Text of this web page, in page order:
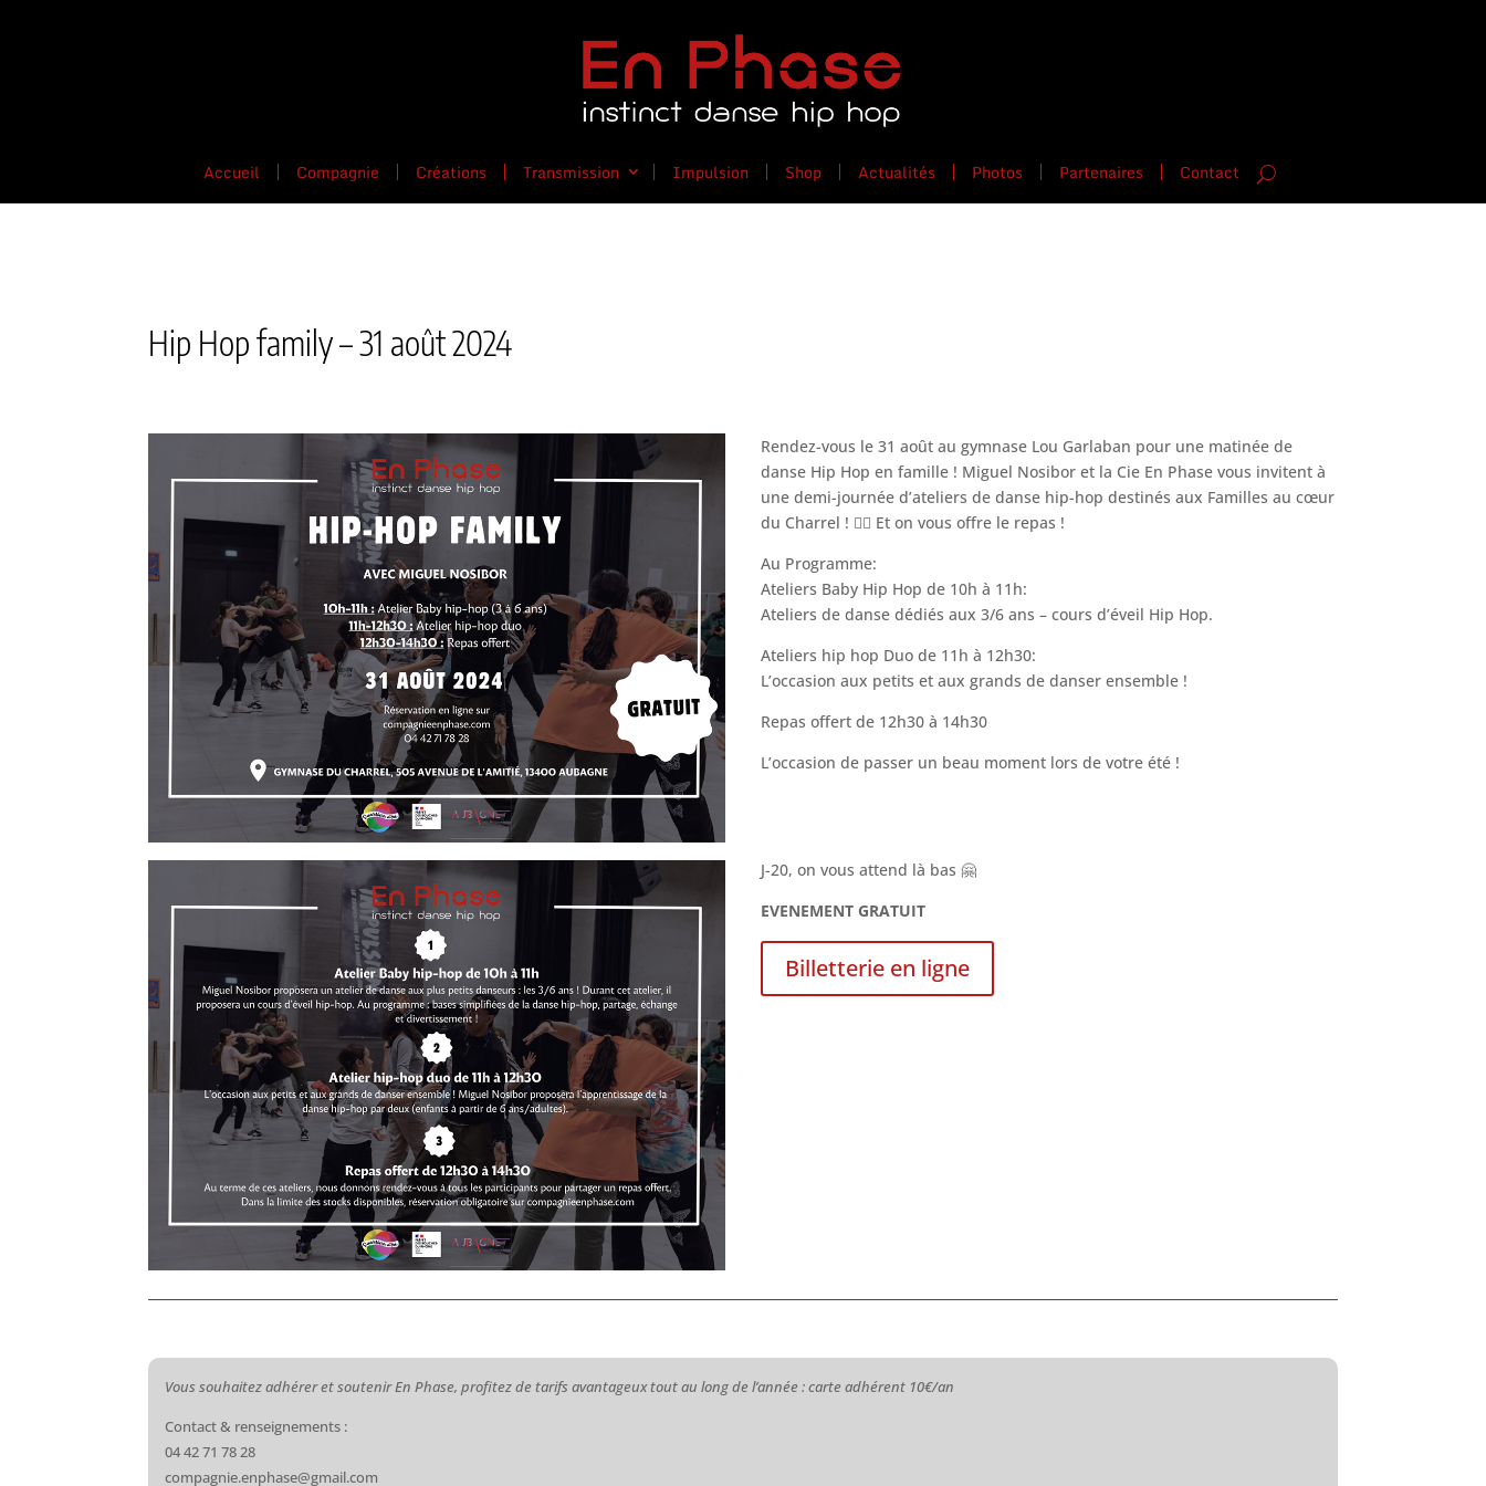
Accueil Compagnie Créations Transmission Impulsion Shop Actualités Photos Partenaires Contact
Hip Hop family – 31 août 2024
Rendez-vous le 31 août au gymnase Lou Garlaban pour une matinée de
danse Hip Hop en famille ! Miguel Nosibor et la Cie En Phase vous invitent à
une demi-journée d’ateliers de danse hip-hop destinés aux Familles au cœur
du Charrel ! ❤️‍🔥 Et on vous offre le repas !
Au Programme:
Ateliers Baby Hip Hop de 10h à 11h:
Ateliers de danse dédiés aux 3/6 ans – cours d’éveil Hip Hop.
Ateliers hip hop Duo de 11h à 12h30:
L’occasion aux petits et aux grands de danser ensemble !
Repas offert de 12h30 à 14h30
L’occasion de passer un beau moment lors de votre été !
J-20, on vous attend là bas 🤗
EVENEMENT GRATUIT
Billetterie en ligne
Vous souhaitez adhérer et soutenir En Phase, profitez de tarifs avantageux tout au long de l’année : carte adhérent 10€/an
Contact & renseignements :
04 42 71 78 28
compagnie.enphase@gmail.com